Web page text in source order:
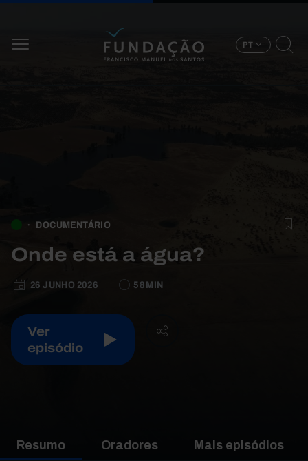
PT
DOCUMENTÁRIO
Onde está a água?
26 JUNHO 2026 58 MIN
Ver
episódio
Resumo Oradores Mais episódios